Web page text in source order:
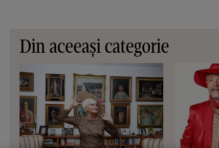
Din aceeași categorie